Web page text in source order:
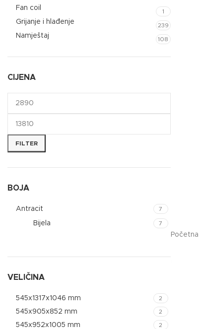
Fan coil 1
Grijanje i hlađenje 239
Namještaj 108
CIJENA
FILTER
BOJA
Antracit 7
Bijela 7
VELIČINA
545x1317x1046 mm 2
545x905x852 mm 2
545x952x1005 mm 2
Početna